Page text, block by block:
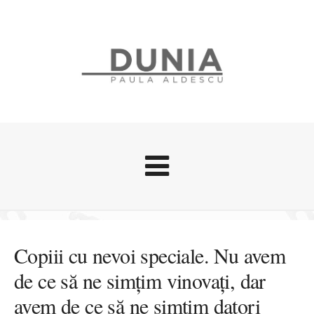
Stari afective
Zice Dunia
Călătorii
Cursuri povestite
Copiii cu nevoi speciale. Nu avem
de ce să ne simțim vinovați, dar
avem de ce să ne simțim datori